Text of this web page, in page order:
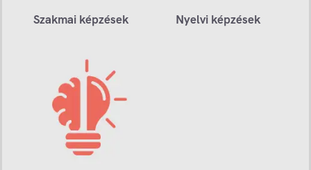
Szakmai képzések Nyelvi képzések